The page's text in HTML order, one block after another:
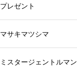
プレゼント
マサキマツシマ
ミスタージェントルマン